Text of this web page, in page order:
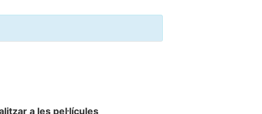
a les pel·lícules